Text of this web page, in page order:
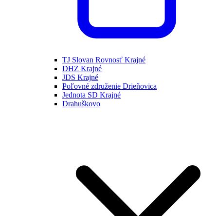
TJ Slovan Rovnosť Krajné
DHZ Krajné
JDS Krajné
Poľovné združenie Drieňovica
Jednota SD Krajné
Drahuškovo